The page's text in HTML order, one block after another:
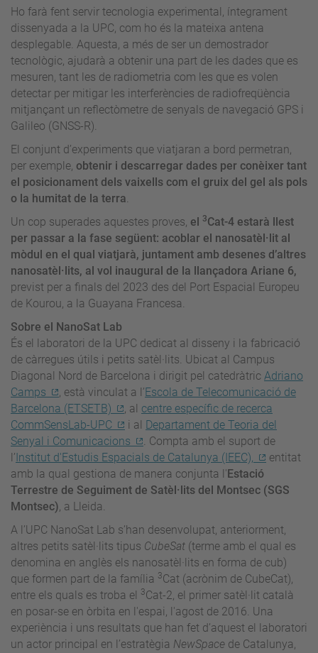
Ho farà fent servir tecnologia experimental, íntegrament
dissenyada a la UPC, com ho és la mateixa antena
desplegable. Aquesta, a més de ser un demostrador
tecnològic, ajudarà a obtenir una part de les dades que es
mesuren, tant les de radiometria com les que es volen
detectar per mitigar les interferències de radiofreqüència
mitjançant un reflectòmetre de senyals de navegació GPS i
Galileo (GNSS-R).
El conjunt d’experiments que viatjaran a bord permetran,
per exemple, obtenir i descarregar dades per conèixer tant
el posicionament dels vaixells com el gruix del gel als pols
o la humitat de la terra.
Un cop superades aquestes proves, el 3Cat-4 estarà llest
per passar a la fase següent: acoblar el nanosatèl·lit al
mòdul en el qual viatjarà, juntament amb desenes d’altres
nanosatèl·lits, al vol inaugural de la llançadora Ariane 6,
previst per a finals del 2023 des del Port Espacial Europeu
de Kourou, a la Guayana Francesa.
Sobre el NanoSat Lab
És el laboratori de la UPC dedicat al disseny i la fabricació
de càrregues útils i petits satèl·lits. Ubicat al Campus
Diagonal Nord de Barcelona i dirigit pel catedràtric Adriano
Camps
, està vinculat a l’Escola de Telecomunicació de
Barcelona (ETSETB)
, al centre específic de recerca
CommSensLab-UPC
i al Departament de Teoria del
Senyal i Comunicacions
. Compta amb el suport de
l’Institut d'Estudis Espacials de Catalunya (IEEC),
entitat
amb la qual gestiona de manera conjunta l'Estació
Terrestre de Seguiment de Satèl·lits del Montsec (SGS
Montsec), a Lleida.
A l’UPC NanoSat Lab s’han desenvolupat, anteriorment,
altres petits satèl·lits tipus CubeSat (terme amb el qual es
denomina en anglès els nanosatèl·lits en forma de cub)
que formen part de la família 3Cat (acrònim de CubeCat),
entre els quals es troba el 3Cat-2, el primer satèl·lit català
en posar-se en òrbita en l'espai, l'agost de 2016. Una
experiència i uns resultats que han fet d’aquest el laboratori
un actor principal en l’estratègia NewSpace de Catalunya,